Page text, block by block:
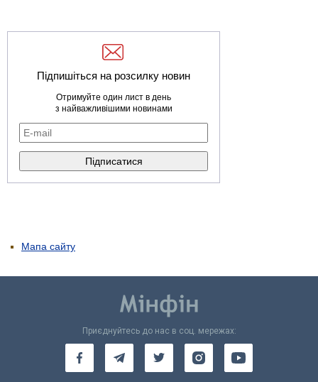
Підпишіться на розсилку новин
Отримуйте один лист в день
з найважливішими новинами
Мапа сайту
Приєднуйтесь до нас в соц. мережах: